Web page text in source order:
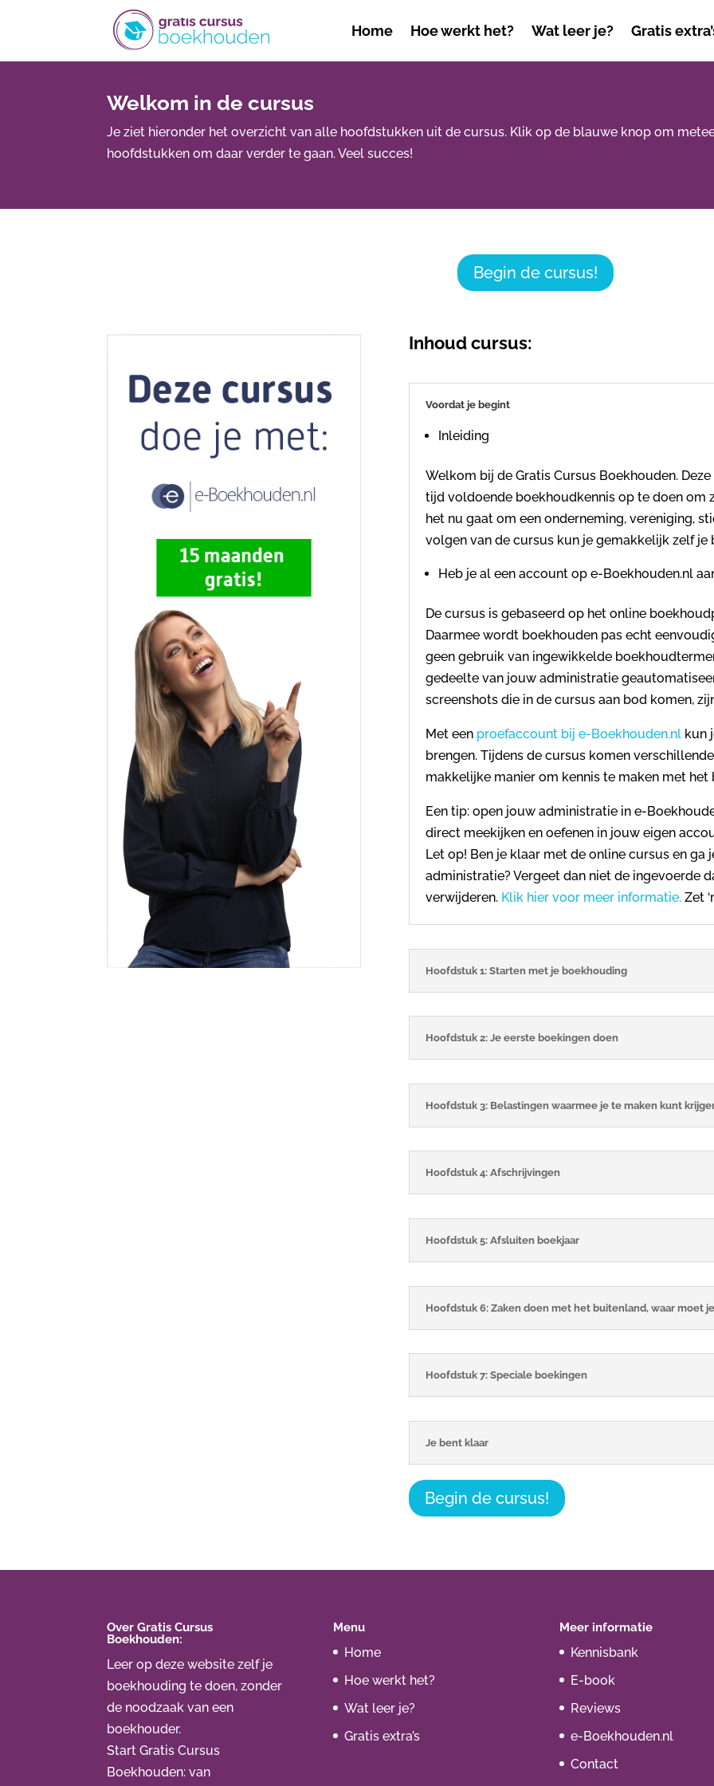
Home Hoe werkt het? Wat leer je? Gratis
Welkom in de cursus
Je ziet hieronder het overzicht van alle hoofdstukken uit de cursus. Klik op de blauwe knop om
hoofdstukken om daar verder te gaan. Veel succes!
Begin de cursus!
Inhoud cursus:
Voordat je begint
Inleiding
Welkom bij de Gratis Cursus Boekhouden.
tijd voldoende boekhoudkennis op te doen om
het nu gaat om een onderneming, vereniging,
volgen van de cursus kun je gemakkelijk zelf je
Heb je al een account op e-Boekhouden.nl
De cursus is gebaseerd op het online
Daarmee wordt boekhouden pas echt
geen gebruik van ingewikkelde
gedeelte van jouw administratie
screenshots die in de cursus aan bod komen,
Met een proefaccount bij e-Boekhouden.nlkun
brengen. Tijdens de cursus komen
makkelijke manier om kennis te maken met
Een tip: open jouw administratie in e-
direct meekijken en oefenen in jouw eigen
Let op! Ben je klaar met de online cursus en ga
administratie? Vergeet dan niet de ingevoerde
verwijderen. Klik hier voor meer informatie.Zet
Hoofdstuk 1: Starten met je boekhouding
Hoofdstuk 2: Je eerste boekingen doen
Hoofdstuk 3: Belastingen waarmee je te maken kunt
Hoofdstuk 4: Afschrijvingen
Hoofdstuk 5: Afsluiten boekjaar
Hoofdstuk 6: Zaken doen met het buitenland, waar moet
Hoofdstuk 7: Speciale boekingen
Je bent klaar
Begin de cursus!
Over Gratis Cursus
Boekhouden:
Leer op deze website zelf je
boekhouding te doen, zonder
de noodzaak van een
boekhouder.
Start Gratis Cursus
Boekhouden: van
Menu
Home
Hoe werkt het?
Wat leer je?
Gratis extra’s
Meer informatie
Kennisbank
E-book
Reviews
e-Boekhouden.nl
Contact